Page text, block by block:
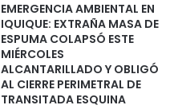
EMERGENCIA AMBIENTAL EN
IQUIQUE: EXTRAÑA MASA DE
ESPUMA COLAPSÓ ESTE
MIÉRCOLES
ALCANTARILLADO Y OBLIGÓ
AL CIERRE PERIMETRAL DE
TRANSITADA ESQUINA